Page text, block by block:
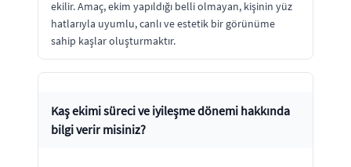
ekilir. Amaç, ekim yapıldığı belli olmayan, kişinin yüz
hatlarıyla uyumlu, canlı ve estetik bir görünüme
sahip kaşlar oluşturmaktır.
Kaş ekimi süreci ve iyileşme dönemi hakkında
bilgi verir misiniz?